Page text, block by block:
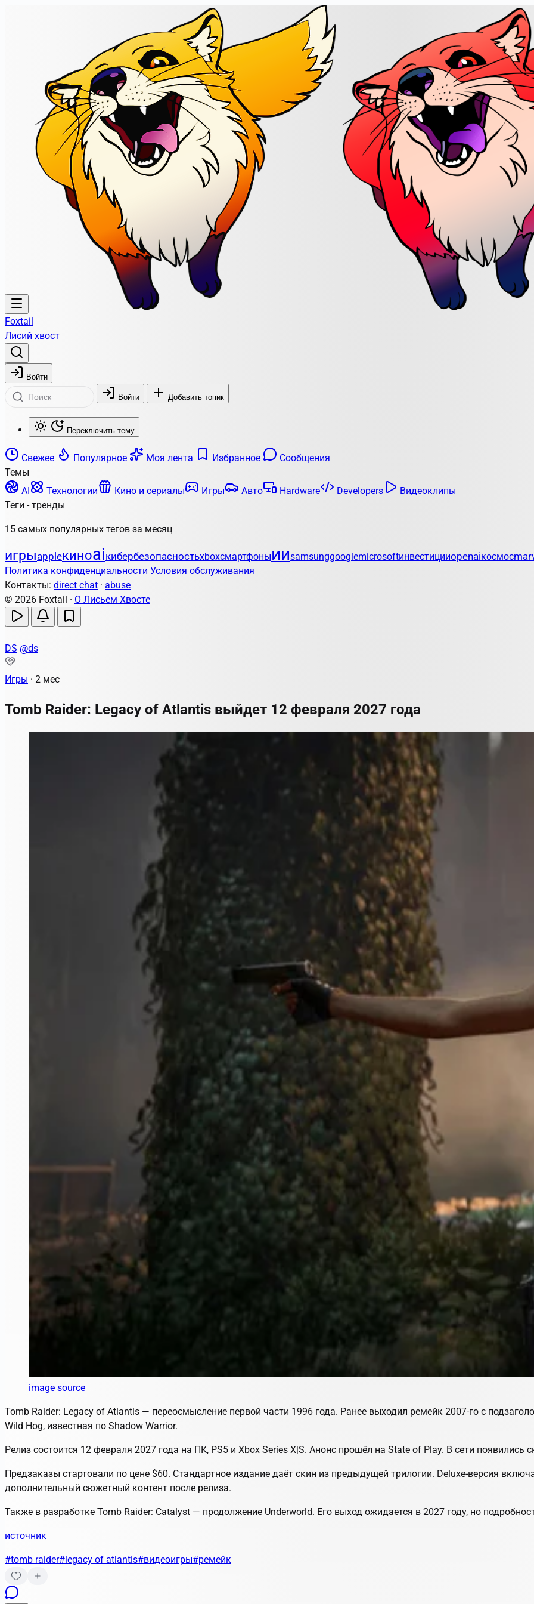
Foxtail
Лисий хвост
Войти
Войти Добавить топик
Переключить тему
Свежее Популярное Моя лента Избранное
Сообщения
Темы
AI
Технологии Кино и сериалы Игры Авто Hardware Developers
Видеоклипы
Теги - тренды
15 самых популярных тегов за месяц
игрыappleкиноaiкибербезопасностьxboxсмартфоныииsamsunggooglemicrosoftинвестицииopenaiкосмос
Политика конфиденциальности Условия обслуживания
Контакты: direct chat · abuse
© 2026 Foxtail · О Лисьем Хвосте
DS @ds
Игры · 2 мес
Tomb Raider: Legacy of Atlantis выйдет 12 февраля 2027 года
image source
Tomb Raider: Legacy of Atlantis — переосмысление первой части 1996 года. Ранее выходил ремейк 2007-го с
Wild Hog, известная по Shadow Warrior.
Релиз состоится 12 февраля 2027 года на ПК, PS5 и Xbox Series X|S. Анонс прошёл на State of Play. В сети появились
Предзаказы стартовали по цене $60. Стандартное издание даёт скин из предыдущей трилогии. Deluxe-версия
дополнительный сюжетный контент после релиза.
Также в разработке Tomb Raider: Catalyst — продолжение Underworld. Его выход ожидается в 2027 году, но
источник
#tomb raider#legacy of atlantis#видеоигры#ремейк